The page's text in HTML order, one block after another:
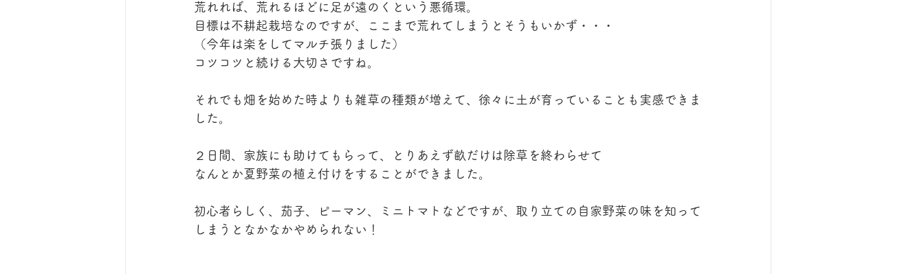
荒れれば、荒れるほどに足が遠のくという悪循環。
目標は不耕起栽培なのですが、ここまで荒れてしまうとそうもいかず・・・
（今年は楽をしてマルチ張りました）
コツコツと続ける大切さですね。
それでも畑を始めた時よりも雑草の種類が増えて、徐々に土が育っていることも実感できま
した。
２日間、家族にも助けてもらって、とりあえず畝だけは除草を終わらせて
なんとか夏野菜の植え付けをすることができました。
初心者らしく、茄子、ピーマン、ミニトマトなどですが、取り立ての自家野菜の味を知って
しまうとなかなかやめられない！